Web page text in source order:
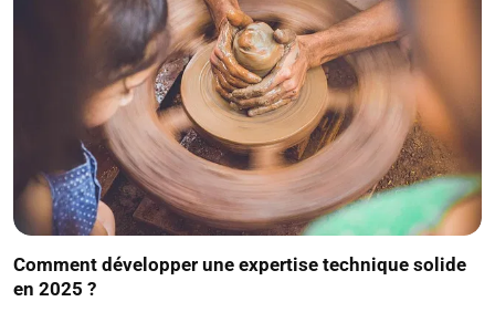
Comment développer une expertise technique solide
en 2025 ?